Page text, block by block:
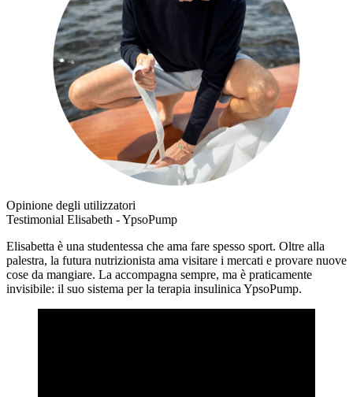
Opinione degli utilizzatori
Testimonial Elisabeth - YpsoPump
Elisabetta è una studentessa che ama fare spesso sport. Oltre alla
palestra, la futura nutrizionista ama visitare i mercati e provare nuove
cose da mangiare. La accompagna sempre, ma è praticamente
invisibile: il suo sistema per la terapia insulinica YpsoPump.